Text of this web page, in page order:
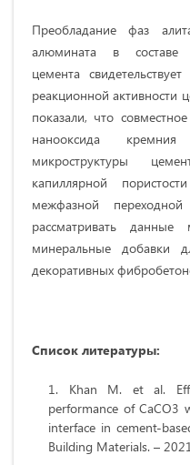
Преобладание фаз
алюмината в составе
цемента
реакционной активности
показали, что
нанооксида кремния
микроструктуры
капиллярной
межфазной
рассматривать
минеральные добавки
декоративных
Список литературы:
Khan M. et al.
performance of CaCO3
interface in cement-
Building Materials. –